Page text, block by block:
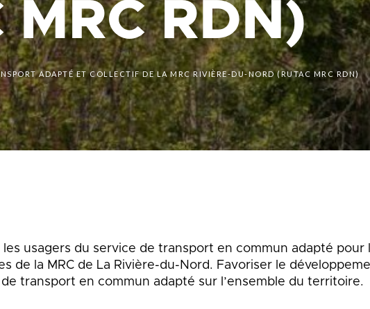
estivale
gourmand
des organismes
organismes
Lingettes
Pelouse écologique
Résidus de construction, de
rénovation et de démolition
(CRD)
Tonte différenciée
Zones inondables
stratégique
municipales
MRC RDN)
ADAPTÉ ET COLLECTIF DE LA MRC RIVIÈRE-DU-NORD (RUTAC MRC RDN)
les usagers du service de transport en commun adapté pour
de la MRC de La Rivière-du-Nord. Favoriser le
transport en commun adapté sur l’ensemble du territoire.